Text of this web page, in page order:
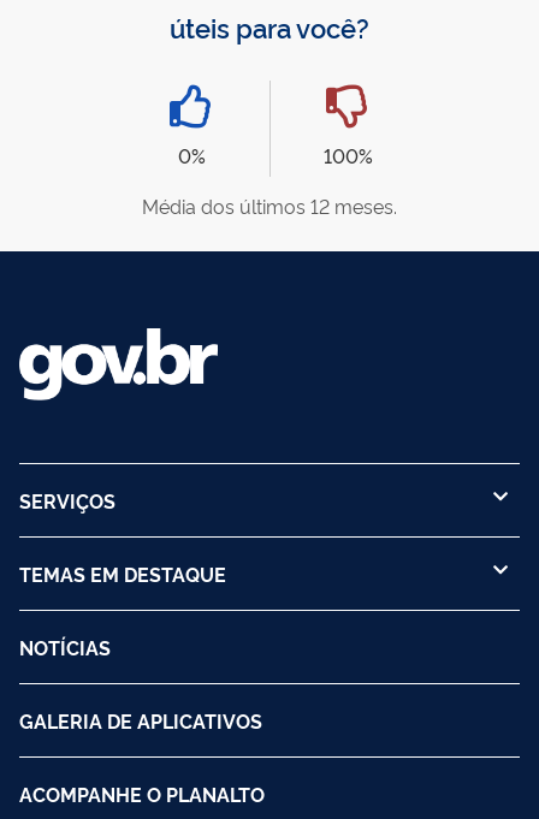
úteis para você?
0%
100%
Média dos últimos 12 meses.
SERVIÇOS
TEMAS EM DESTAQUE
NOTÍCIAS
GALERIA DE APLICATIVOS
ACOMPANHE O PLANALTO